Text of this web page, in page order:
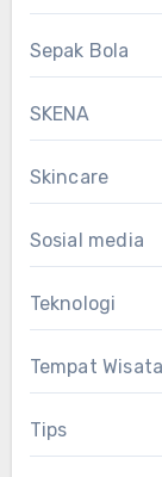
Sepak Bola
SKENA
Skincare
Sosial media
Teknologi
Tempat Wisata
Tips